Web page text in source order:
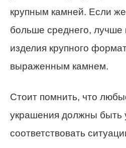
крупным камней. Если
больше среднего, лучше
изделия крупного
выраженным камнем.
Стоит помнить, что
украшения должны быть
соответствовать